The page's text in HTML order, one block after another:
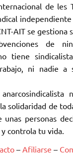
de les
AIT se gestiona
de
tiene
ni nadie a
solidaridad de
unas personas
controla tu vida.
– Afiliarse –